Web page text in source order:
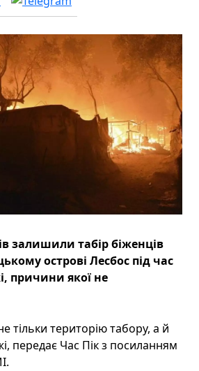
залишили табір біженців
острові Лесбос під час
причини якої не
тільки територію табору, а й
передає Час Пік з посиланням